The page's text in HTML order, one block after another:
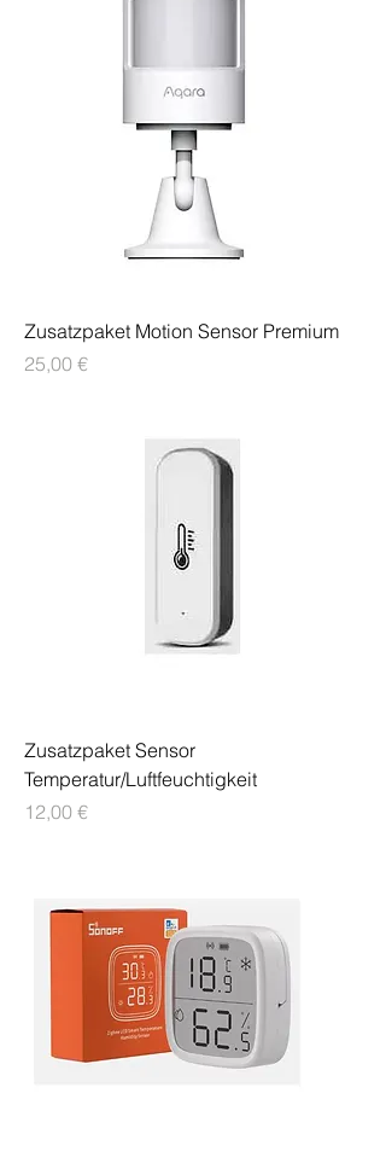
Zusatzpaket Motion Sensor Premium
Preis
25,00 €
Zusatzpaket Sensor
Temperatur/Luftfeuchtigkeit
Preis
12,00 €